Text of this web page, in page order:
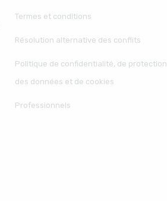
Termes et conditions
Résolution alternative des conflits
Politique de confidentialité, de protection
des données et de cookies
Professionnels